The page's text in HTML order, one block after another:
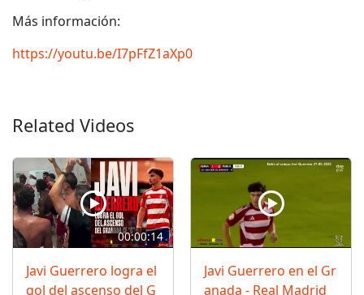
Más información:
https://youtu.be/I7pFfZ1aXp0
Related Videos
00:00:14
Javi Guerrero logra el
gol del ascenso del G
Javi Guerrero en el Gr
anada - Real Madrid